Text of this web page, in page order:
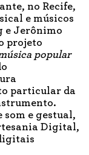
no Recife,
e músicos
e Jerônimo
projeto
popular
particular da
som e gestual,
Digital,